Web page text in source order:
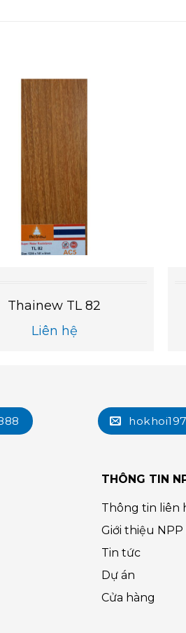
Thainew TL 82
Liên hệ
THÔNG TIN
Thông tin liên
Giới thiệu NPP
Tin tức
Dự án
Cửa hàng